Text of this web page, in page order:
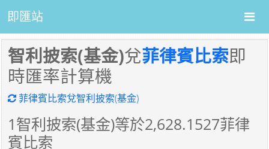
即匯站
智利披索(基金)兌菲律賓比索即
時匯率計算機
菲律賓比索兌智利披索(基金)
1智利披索(基金)等於2,628.1527菲律
賓比索